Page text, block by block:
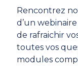
Rencontrez
d’un webinaire
de rafraichir
toutes vos
modules